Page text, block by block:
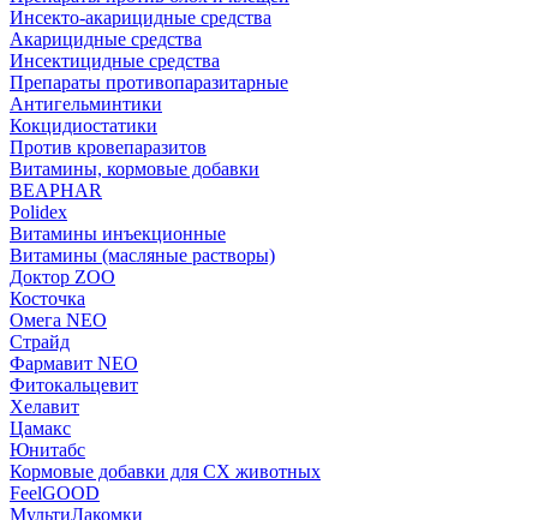
Инсекто-акарицидные средства
Акарицидные средства
Инсектицидные средства
Препараты противопаразитарные
Антигельминтики
Кокцидиостатики
Против кровепаразитов
Витамины, кормовые добавки
BEAPHAR
Polidex
Витамины инъекционные
Витамины (масляные растворы)
Доктор ZOO
Косточка
Омега NEO
Страйд
Фармавит NEO
Фитокальцевит
Хелавит
Цамакс
Юнитабс
Кормовые добавки для СХ животных
FeelGOOD
МультиЛакомки